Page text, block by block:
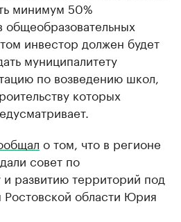
минимум 50%
инвестор должен будет
муниципалитету
по возведению школ,
которых
о том, что в регионе
совет по
и развитию территорий под
Ростовской области Юрия